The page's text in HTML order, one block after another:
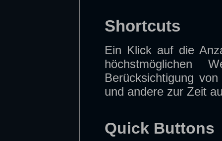
Shortcuts
Ein Klick auf die
höchstmöglichen
Berücksichtigung
und andere zur Zeit
Quick Buttons